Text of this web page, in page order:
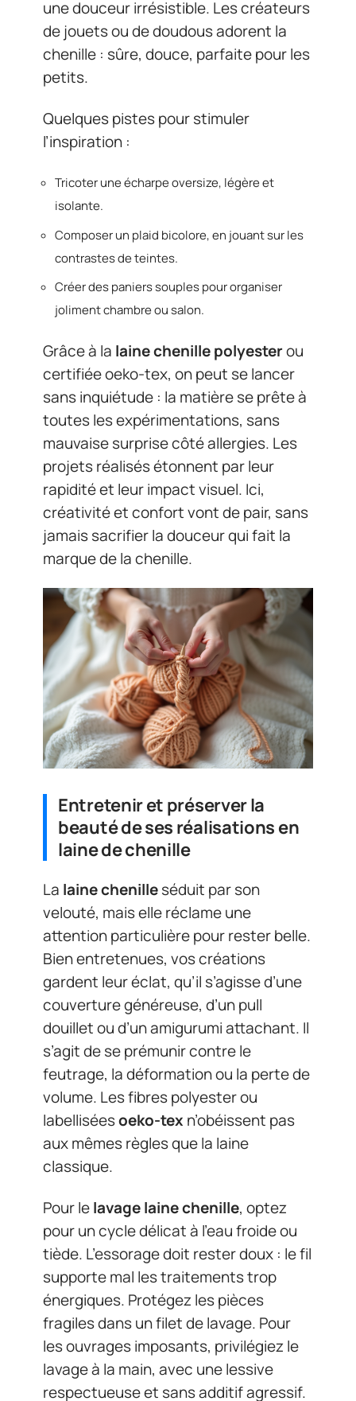
une douceur irrésistible. Les créateurs
de jouets ou de doudous adorent la
chenille : sûre, douce, parfaite pour les
petits.
Quelques pistes pour stimuler
l’inspiration :
Tricoter une écharpe oversize, légère et
isolante.
Composer un plaid bicolore, en jouant sur les
contrastes de teintes.
Créer des paniers souples pour organiser
joliment chambre ou salon.
Grâce à la laine chenille polyesterou
certifiée oeko-tex, on peut se lancer
sans inquiétude : la matière se prête à
toutes les expérimentations, sans
mauvaise surprise côté allergies. Les
projets réalisés étonnent par leur
rapidité et leur impact visuel. Ici,
créativité et confort vont de pair, sans
jamais sacrifier la douceur qui fait la
marque de la chenille.
Entretenir et préserver la
beauté de ses réalisations en
laine de chenille
La laine chenilleséduit par son
velouté, mais elle réclame une
attention particulière pour rester belle.
Bien entretenues, vos créations
gardent leur éclat, qu’il s’agisse d’une
couverture généreuse, d’un pull
douillet ou d’un amigurumi attachant. Il
s’agit de se prémunir contre le
feutrage, la déformation ou la perte de
volume. Les fibres polyester ou
labelliséesoeko-tex n’obéissent pas
aux mêmes règles que la laine
classique.
Pour lelavage laine chenille, optez
pour un cycle délicat à l’eau froide ou
tiède. L’essorage doit rester doux : le fil
supporte mal les traitements trop
énergiques. Protégez les pièces
fragiles dans un filet de lavage. Pour
les ouvrages imposants, privilégiez le
lavage à la main, avec une lessive
respectueuse et sans additif agressif.